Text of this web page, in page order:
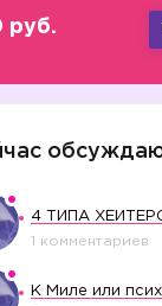
руб.
4 ТИПА
1 комментариев
К Миле или